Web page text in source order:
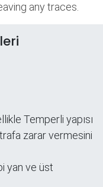
any traces.
Temperli yapısı
zarar vermesini
yan ve üst